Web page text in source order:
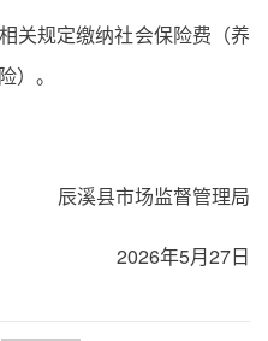
关规定缴纳社会保险费（养
）。
辰溪县市场监督管理局
2026年5月27日